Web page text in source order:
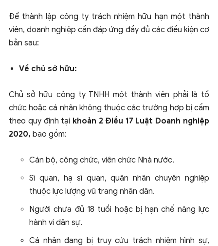
Để thành lập công ty trách nhiệm hữu hạn một thành
viên, doanh nghiệp cần đáp ứng đầy đủ các điều kiện cơ
bản sau:
Về chủ sở hữu:
Chủ sở hữu công ty TNHH một thành viên phải là tổ
chức hoặc cá nhân không thuộc các trường hợp bị cấm
theo quy định tại khoản 2 Điều 17 Luật Doanh nghiệp
2020, bao gồm:
Cán bộ, công chức, viên chức Nhà nước.
Sĩ quan, hạ sĩ quan, quân nhân chuyên nghiệp
thuộc lực lượng vũ trang nhân dân.
Người chưa đủ 18 tuổi hoặc bị hạn chế năng lực
hành vi dân sự.
Cá nhân đang bị truy cứu trách nhiệm hình sự,